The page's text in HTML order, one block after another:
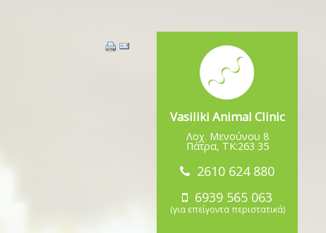
Vasiliki Animal Clinic
Λοχ. Μενούνου 8
Πάτρα, TK:263 35
2610 624 880
6939 565 063
(για επείγοντα περιστατικά)